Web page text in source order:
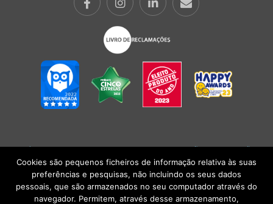
POLÍTICA DE PRIVACIDADE|TERMOS E CONDIÇÕESlCONDIÇÕES
GERAIS DE VENDA| Alberto Oculista, SA 2026. Todos os direitos reservados.
Cookies são pequenos ficheiros de informação relativa às suas
preferências e pesquisas, não incluindo os seus dados
pessoais, que são armazenados no seu computador através do
navegador. Permitem, através desse armazenamento,